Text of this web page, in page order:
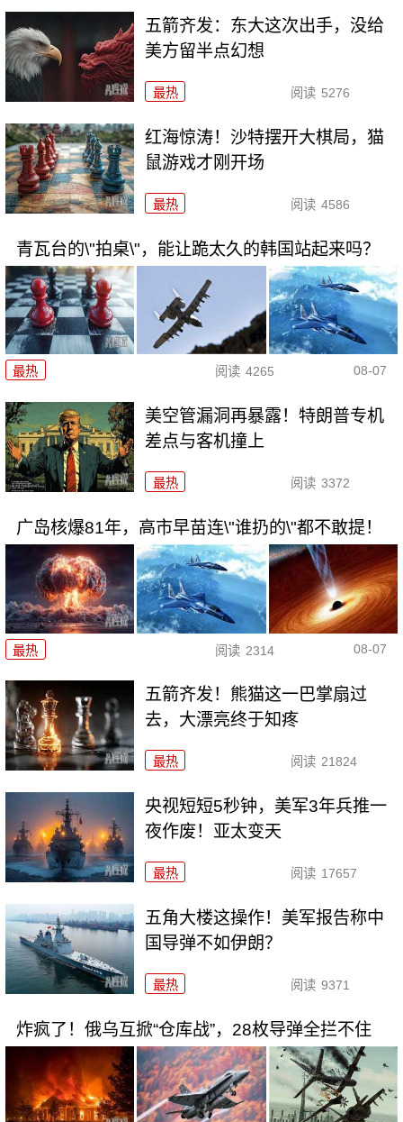
五箭齐发：东大这次出手，没给
美方留半点幻想
最热 阅读 5276
红海惊涛！沙特摆开大棋局，猫
鼠游戏才刚开场
最热 阅读 4586
青瓦台的\"拍桌\"，能让跪太久的韩国站起来吗？
最热 阅读 4265 08-07
美空管漏洞再暴露！特朗普专机
差点与客机撞上
最热 阅读 3372
广岛核爆81年，高市早苗连\"谁扔的\"都不敢提！
最热 阅读 2314 08-07
五箭齐发！熊猫这一巴掌扇过
去，大漂亮终于知疼
最热 阅读 21824
央视短短5秒钟，美军3年兵推一
夜作废！亚太变天
最热 阅读 17657
五角大楼这操作！美军报告称中
国导弹不如伊朗？
最热 阅读 9371
炸疯了！俄乌互掀“仓库战”，28枚导弹全拦不住